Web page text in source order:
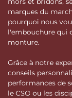
marques du
pourquoi nous
l'embouchure qui
monture.
Grâce à notre
conseils
performances de
le CSO ou les